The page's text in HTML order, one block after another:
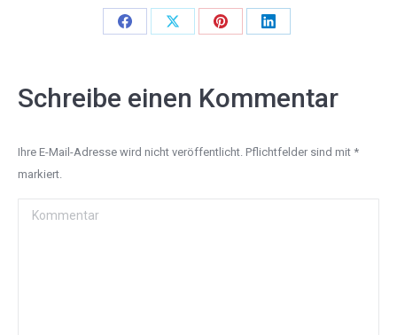
Share
Facebook
Share
Share
Share
LinkedIn
Schreibe einen Kommentar
Ihre E-Mail-Adresse wird nicht veröffentlicht. Pflichtfelder sind mit *
markiert.
Kommentar